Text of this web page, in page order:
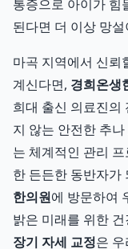
통증으로 아이가 힘
된다면 더 이상 망
마곡 지역에서 신뢰
계신다면, 경희온생
희대 출신 의료진의
지 않는 안전한 추
는 체계적인 관리
한 든든한 동반자가
한의원에 방문하여
밝은 미래를 위한
장기 자세 교정은